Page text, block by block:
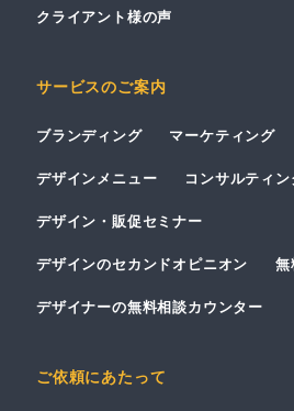
クライアント様の声
サービスのご案内
ブランディング マーケティング
デザインメニュー コンサルティン
デザイン・販促セミナー
デザインのセカンドオピニオン 無
デザイナーの無料相談カウンター
ご依頼にあたって